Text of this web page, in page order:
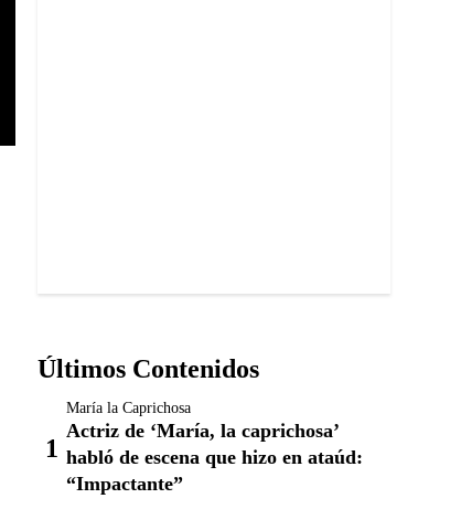
Últimos Contenidos
María la Caprichosa
Actriz de ‘María, la caprichosa’
habló de escena que hizo en ataúd:
“Impactante”